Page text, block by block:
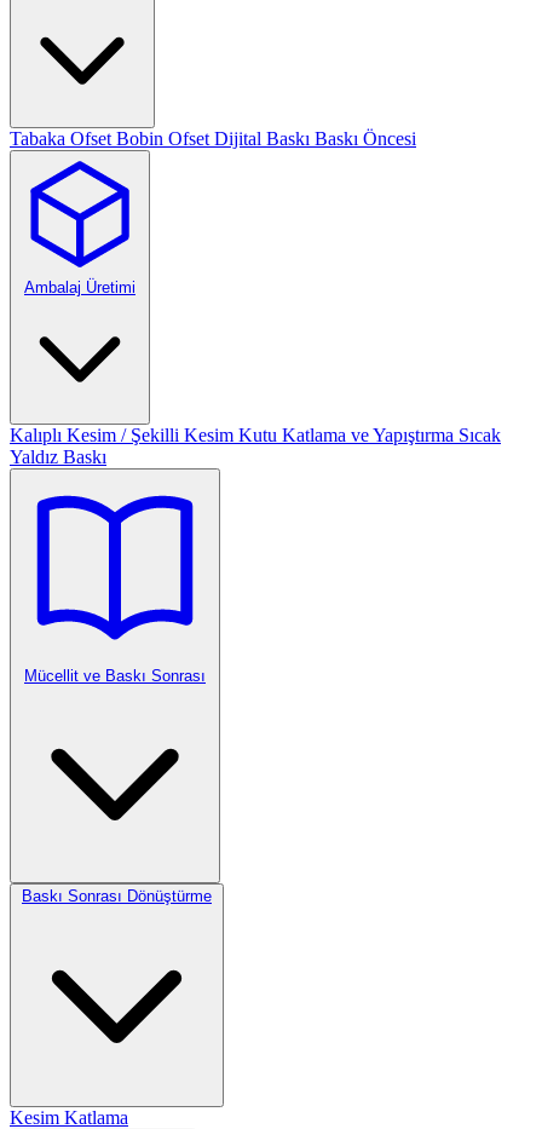
Tabaka Ofset Bobin Ofset Dijital Baskı Baskı Öncesi
Ambalaj Üretimi
Kalıplı Kesim / Şekilli Kesim Kutu Katlama ve Yapıştırma Sıcak
Yaldız Baskı
Mücellit ve Baskı Sonrası
Baskı Sonrası Dönüştürme
Kesim Katlama